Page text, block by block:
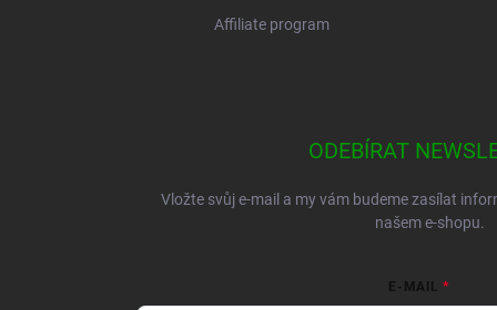
Affiliate program
ODEBÍRAT
Vložte svůj e-mail a my vám budeme zasílat
našem e-shopu.
E-MAIL